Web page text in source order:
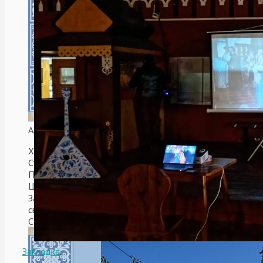
Аргентинская Республика. Мар-Дель-Плата.
Храм в честь святых Царственных
Страстотерпцев.
После воссоединения Русской Православной
Церкви и Русской Православной Церкви
Заграницей, храм решили освятить в честь
святых Царственных Страстотерпцев.
Cтроительствo велось с 2006 по 2009 гг. при
митрополите Платоне (Удовенко).
Закладка.